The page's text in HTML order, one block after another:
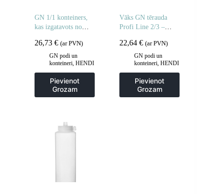
GN 1/1 konteiners,
kas izgatavots no
augstuma 65 mm –
Hendi 862285
26,73 € (ar PVN)
GN podi un
konteineri HENDI
Pievienot
Grozam
Vāks GN tērauda
Profi Line 2/3 –
22,64€ (ar PVN)
GN podi un
konteineri ,HENDI
Pievienot
Grozam